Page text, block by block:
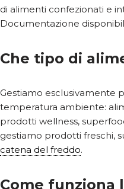
di alimenti confezionati e
Documentazione
Che tipo di
Gestiamo esclusivamente
temperatura ambiente:
prodotti wellness,
gestiamo prodotti freschi,
catena del freddo.
Come funziona